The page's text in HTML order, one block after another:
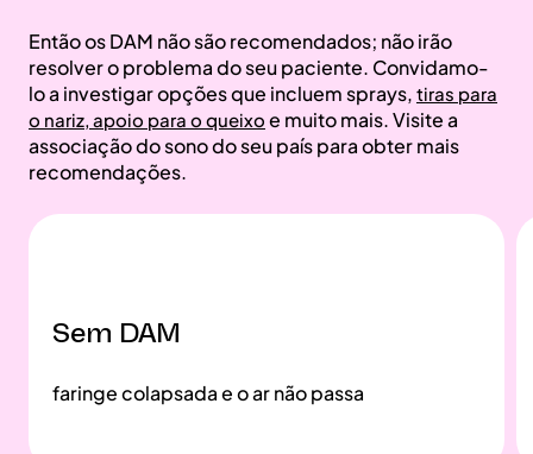
Então os DAM não são recomendados; não irão
resolver o problema do seu paciente. Convidamo-
lo a investigar opções que incluem sprays, tiras para
o nariz, apoio para o queixo e muito mais. Visite a
associação do sono do seu país para obter mais
recomendações.
Sem DAM
faringe colapsada e o ar não passa